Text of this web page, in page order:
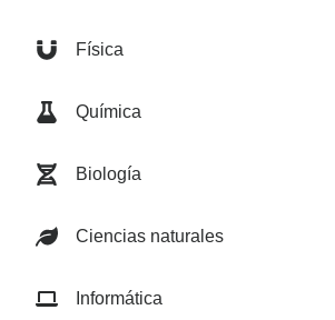
Física
Química
Biología
Ciencias naturales
Informática